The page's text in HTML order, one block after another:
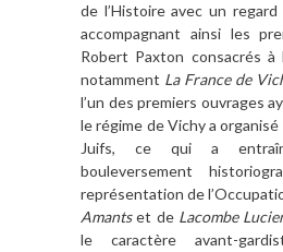
de l’Histoire avec un
accompagnant ainsi les
Robert Paxton consacrés à
notamment La France de
l’un des premiers ouvrages
le régime de Vichy a
Juifs, ce qui a
bouleversement
représentation de
Amantset de Lacombe
le caractère avant-